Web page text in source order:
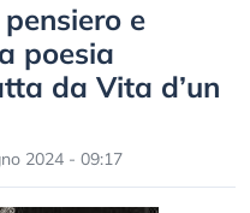
e
poesia
da Vita d’un
2024 - 09:17